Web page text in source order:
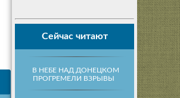
Сейчас читают
В НЕБЕ НАД ДОНЕЦКОМ
ПРОГРЕМЕЛИ ВЗРЫВЫ